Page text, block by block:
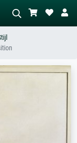
Sie die Szene – z.B. Grüne